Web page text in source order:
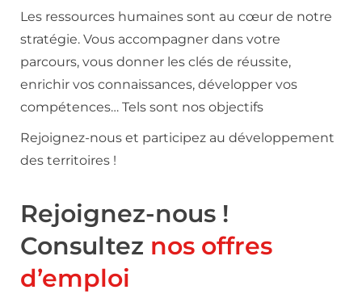
Les ressources humaines sont au cœur de notre
stratégie. Vous accompagner dans votre
parcours, vous donner les clés de réussite,
enrichir vos connaissances, développer vos
compétences… Tels sont nos objectifs
Rejoignez-nous et participez au développement
des territoires !
Rejoignez-nous !
Consultez nos offres
d’emploi